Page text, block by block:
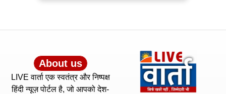
About us
LIVE वार्ता एक स्वतंत्र और निष्पक्ष
हिंदी न्यूज़ पोर्टल है, जो आपको देश-